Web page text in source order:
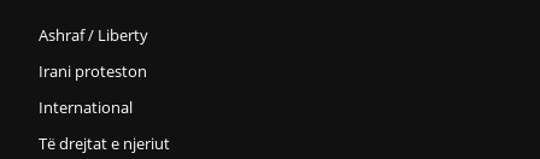
Ashraf / Liberty
Irani proteston
International
Të drejtat e njeriut